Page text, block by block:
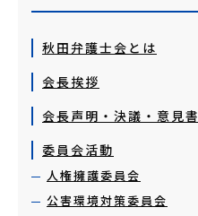
秋田弁護士会とは
会長挨拶
会長声明・決議・意見書
委員会活動
人権擁護委員会
公害環境対策委員会